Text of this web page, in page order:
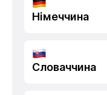
Німеччина
Словаччина